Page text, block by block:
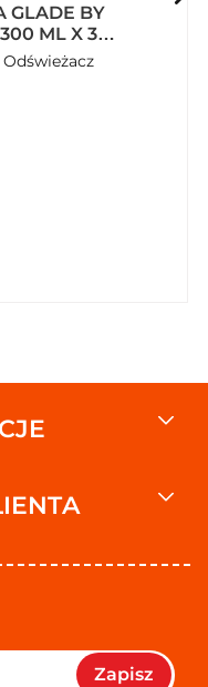
GLADE BY
ML X 3
Zapisz